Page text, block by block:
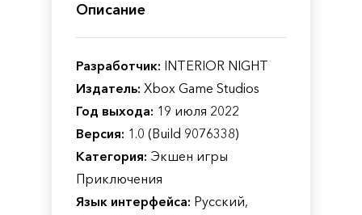
Описание
Разработчик: INTERIOR NIGHT
Издатель: Xbox Game Studios
Год выхода: 19 июля 2022
Версия: 1.0 (Build 9076338)
Категория: Экшен игры
Приключения
Язык интерфейса: Русский,